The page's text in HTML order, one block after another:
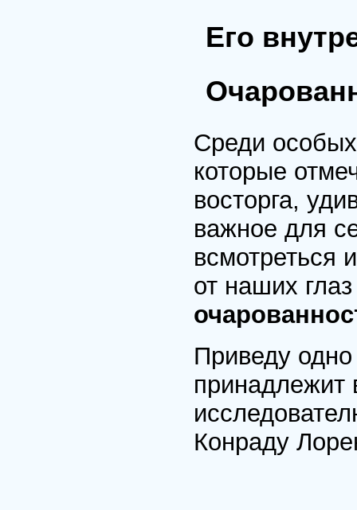
Его
Среди особых
которые
восторга,
важное для
всмотреться
от наших
Приведу
принадлежит
Конраду